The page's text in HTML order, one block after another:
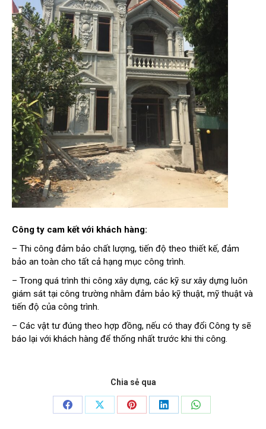
Công ty cam kết với khách hàng:
– Thi công đảm bảo chất lượng, tiến độ theo thiết kế, đảm
bảo an toàn cho tất cả hạng mục công trình.
– Trong quá trình thi công xây dựng, các kỹ sư xây dựng luôn
giám sát tại công trường nhằm đảm bảo kỹ thuật, mỹ thuật và
tiến độ của công trình.
– Các vật tư đúng theo hợp đồng, nếu có thay đổi Công ty sẽ
báo lại với khách hàng để thống nhất trước khi thi công.
Chia sẻ qua
Share
Share
Share
Share
Share